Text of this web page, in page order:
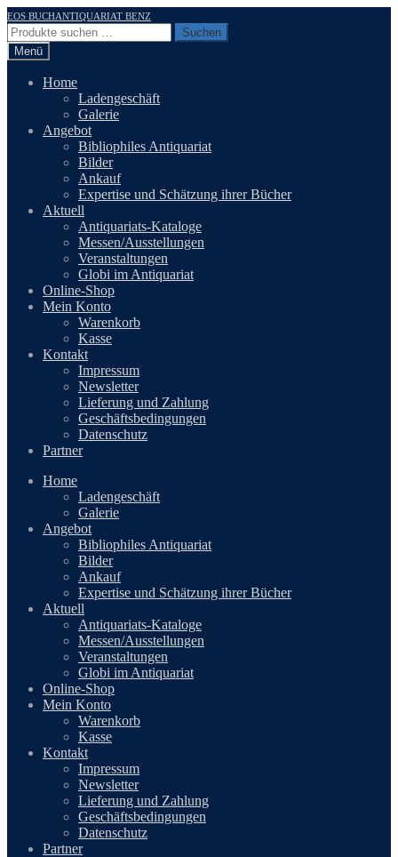
Zur
Navigation
springen
Zum
Inhalt
springen
EOS BUCHANTIQUARIAT BENZ
Suchen
nach:
Suchen
Menü
Home
Ladengeschäft
Galerie
Angebot
Bibliophiles Antiquariat
Bilder
Ankauf
Expertise und Schätzung ihrer Bücher
Aktuell
Antiquariats-Kataloge
Messen/Ausstellungen
Veranstaltungen
Globi im Antiquariat
Online-Shop
Mein Konto
Warenkorb
Kasse
Kontakt
Impressum
Newsletter
Lieferung und Zahlung
Geschäftsbedingungen
Datenschutz
Partner
Home
Ladengeschäft
Galerie
Angebot
Bibliophiles Antiquariat
Bilder
Ankauf
Expertise und Schätzung ihrer Bücher
Aktuell
Antiquariats-Kataloge
Messen/Ausstellungen
Veranstaltungen
Globi im Antiquariat
Online-Shop
Mein Konto
Warenkorb
Kasse
Kontakt
Impressum
Newsletter
Lieferung und Zahlung
Geschäftsbedingungen
Datenschutz
Partner